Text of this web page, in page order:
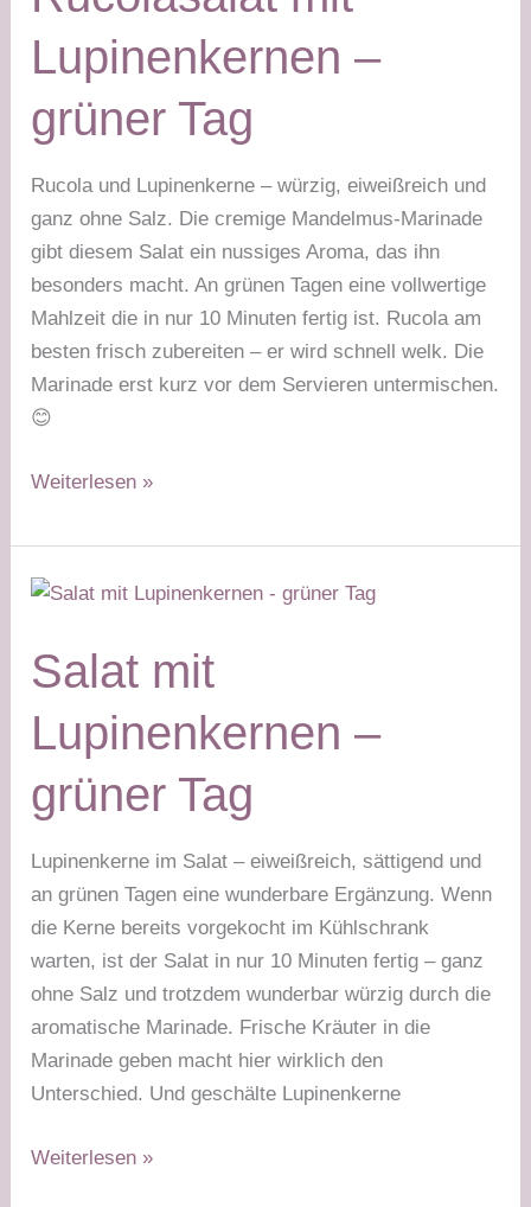
Lupinenkernen –
grüner Tag
Rucola und Lupinenkerne – würzig, eiweißreich und
ganz ohne Salz. Die cremige Mandelmus-Marinade
gibt diesem Salat ein nussiges Aroma, das ihn
besonders macht. An grünen Tagen eine vollwertige
Mahlzeit die in nur 10 Minuten fertig ist. Rucola am
besten frisch zubereiten – er wird schnell welk. Die
Marinade erst kurz vor dem Servieren untermischen.
😊
Rucolasalat
Lupinenkernen
–
Weiterlesen »
Salat mit
Lupinenkernen –
grüner Tag
Lupinenkerne im Salat – eiweißreich, sättigend und
an grünen Tagen eine wunderbare Ergänzung. Wenn
die Kerne bereits vorgekocht im Kühlschrank
warten, ist der Salat in nur 10 Minuten fertig – ganz
ohne Salz und trotzdem wunderbar würzig durch die
aromatische Marinade. Frische Kräuter in die
Marinade geben macht hier wirklich den
Unterschied. Und geschälte Lupinenkerne
Salat
Weiterlesen »